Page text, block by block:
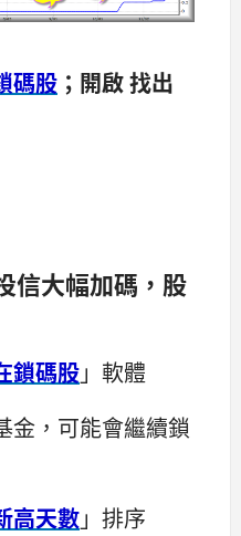
碼股 ；開啟 找出
信大幅加碼，股
鎖碼股」軟體
金，可能會繼續鎖
高天數」排序